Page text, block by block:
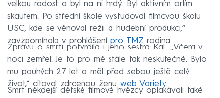
velkou radost a byl na ni hrdý. Byl aktivním orlím
skautem. Po střední škole vystudoval filmovou školu
USC, kde se věnoval režii a hudební produkci,“
zavzpomínala v prohlášení pro TMZ rodina.
Zprávu o smrti potvrdila i jeho sestra Kali. „Včera v
noci zemřel. Je to pro mě stále tak neskutečné. Bylo
mu pouhých 27 let a měl před sebou ještě celý
život,“ citoval zdrcenou ženu web Variety.
Smrt někdejší dětské filmové hvězdy oplakávali také